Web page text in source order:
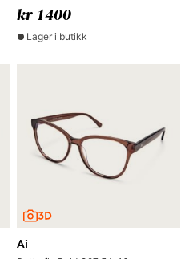
kr 1400
Lager i butikk
Ai